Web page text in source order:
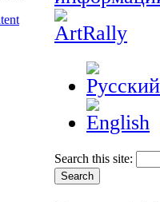
Search this site: